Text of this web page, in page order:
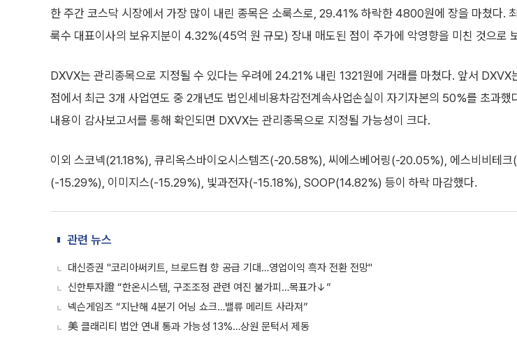
한 주간 코스닥 시장에서 가장 많이 내린 종목은 소룩스로, 29.41% 하락한 4800원에 장을 마쳤다.
룩수 대표이사의 보유지분이 4.32%(45억 원 규모) 장내 매도된 점이 주가에 악영향을 미친 것으로
DXVX는 관리종목으로 지정될 수 있다는 우려에 24.21% 내린 1321원에 거래를 마쳤다. 앞서 DXVX
점에서 최근 3개 사업연도 중 2개년도 법인세비용차감전계속사업손실이 자기자본의 50%를 초과했
내용이 감사보고서를 통해 확인되면 DXVX는 관리종목으로 지정될 가능성이 크다.
이외 스코넥(21.18%), 큐리옥스바이오시스템즈(-20.58%), 씨에스베어링(-20.05%), 에스비비테크
(-15.29%), 이미지스(-15.29%), 빛과전자(-15.18%), SOOP(14.82%) 등이 하락 마감했다.
관련 뉴스
대신증권 "코리아써키트, 브로드컴 향 공급 기대…영업이익 흑자 전환 전망"
신한투자證 “한온시스템, 구조조정 관련 여진 불가피…목표가↓”
넥슨게임즈 “지난해 4분기 어닝 쇼크…밸류 메리트 사라져”
美 클래리티 법안 연내 통과 가능성 13%…상원 문턱서 제동